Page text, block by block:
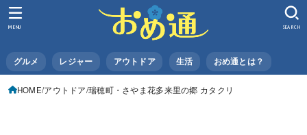
グルメ レジャー アウトドア 生活 おめ通とは？
SEARCH
MENU
HOME アウトドア 瑞穂町・さやま花多来里の郷 カタクリ